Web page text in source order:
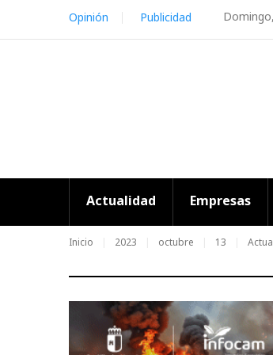
content
Opinión Publicidad
Actualidad Empresas
Inicio 2023 octubre 13